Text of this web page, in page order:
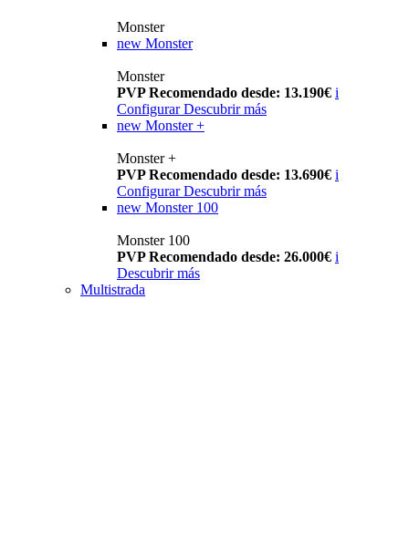
Monster
new Monster
Monster
PVP Recomendado desde: 13.190€ i
Configurar Descubrir más
new Monster +
Monster +
PVP Recomendado desde: 13.690€ i
Configurar Descubrir más
new Monster 100
Monster 100
PVP Recomendado desde: 26.000€ i
Descubrir más
Multistrada